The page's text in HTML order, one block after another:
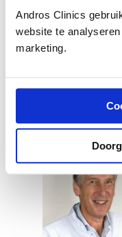
Andros Clinics
website te
marketing.
Doe hier de zelftest:
Lees meer over
prostaatvergroting.